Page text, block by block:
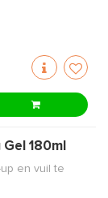
180ml
en vuil te